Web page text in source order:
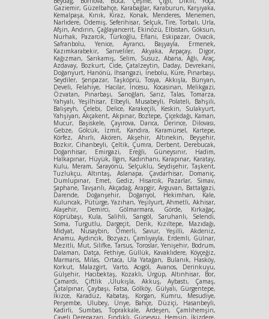
Gaziemir, Güzelbahçe, Karabağlar, Karaburun, Karşıyaka,
Kemalpaşa, Kınık, Kiraz, Konak, Menderes, Menemen,
Narlıdere, Ödemiş, Seferihisar, Selçuk, Tire, Torbalı, Urla,
Afşin, Andırın, Çağlayancerit, Ekinözü, Elbistan, Göksun,
Nurhak, Pazarcık, Türkoğlu, Eflani, Eskipazar, Ovacık,
Safranbolu, Yenice, Ayrancı, Başyayla, Ermenek,
Kazımkarabekir, Sarıveliler, Akyaka, Arpaçay, Digor,
Kağızman, Sarıkamış, Selim, Susuz, Abana, Ağlı, Araç,
Azdavay, Bozkurt, Cide, Çatalzeytin, Daday, Devrekani,
Doğanyurt, Hanönü, İhsangazi, İnebolu, Küre, Pınarbaşı,
Seydiler, Şenpazar, Taşköprü, Tosya, Akkışla, Bünyan,
Develi, Felahiye, Hacılar, İncesu, Kocasinan, Melikgazi,
Özvatan, Pınarbaşı, Sarıoğlan, Sarız, Talas, Tomarza,
Yahyalı, Yeşilhisar, Elbeyli, Musabeyli, Polateli, Bahşili,
Balışeyh, Çelebi, Delice, Karakeçili, Keskin, Sulakyurt,
Yahşiyan, Akçakent, Akpınar, Boztepe, Çiçekdağı, Kaman,
Mucur, Başiskele, Çayırova, Darıca, Derince, Dilovası,
Gebze, Gölcük, İzmit, Kandıra, Karamürsel, Kartepe,
Körfez, Ahırlı, Akören, Akşehir, Altınekin, Beyşehir,
Bozkır, Cihanbeyli, Çeltik, Çumra, Derbent, Derebucak,
Doğanhisar, Emirgazi, Ereğli, Güneysınır, Hadim,
Halkapınar, Hüyük, Ilgın, Kadınhanı, Karapınar, Karatay,
Kulu, Meram, Sarayönü, Selçuklu, Seydişehir, Taşkent,
Tuzlukçu, Altıntaş, Aslanapa, Çavdarhisar, Domaniç,
Dumlupınar, Emet, Gediz, Hisarcık, Pazarlar, Simav,
Şaphane, Tavşanlı, Akçadağ, Arapgir, Arguvan, Battalgazi,
Darende, Doğanşehir, Doğanyol, Hekimhan, Kale,
Kuluncak, Pütürge, Yazıhan, Yeşilyurt, Ahmetli, Akhisar,
Alaşehir, Demirci, Gölmarmara, Görde, Kırkağaç,
Köprübaşı, Kula, Salihli, Sarıgöl, Saruhanlı, Selendi,
Soma, Turgutlu, Dargeçit, Derik, Kızıltepe, Mazıdağı,
Midyat, Nusaybin, Ömerli, Savur, Yeşilli, Akdeniz,
Anamu, Aydıncık, Bozyazı, Çamlıyayla, Erdemli, Gülnar,
Mezitli, Mut, Silifke, Tarsus, Toroslar, Yenişehir, Bodrum,
Dalaman, Datça, Fethiye, Güllük, Kavaklıdere, Köyçeğiz,
Marmaris, Milas, Ortaca, Ula Yatağan, Bulanık, Hasköy,
Korkut, Malazgirt, Varto, Acıgöl, Avanos, Derinkuyu,
Gülşehir, Hacıbektaş, Kozaklı, Ürgüp, Altınhisar, Bor,
Çamardı, Çiftlik ,Ulukışla, Akkuş, Aybastı, Çamaş,
Çatalpınar, Çaybaşı, Fatsa, Gölköy, Gülyalı, Gürgentepe,
İkizce, Karadüz, Kabataş, Korgan, Kumru, Mesudiye,
Perşembe, Ulubey, Ünye, Bahçe, Düziçi, Hasanbeyli,
Kadirli, Sumbas, Toprakkale, Ardeşen, Çamlıhemşin,
Çayeli Derepazarı, Fındıklı, Güneysu, Hemşin, İkizdere,